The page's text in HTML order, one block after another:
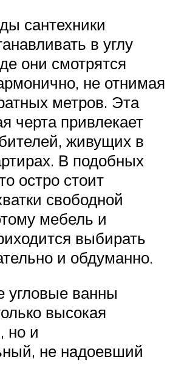
сантехники
в углу
они смотрятся
не отнимая
метров. Эта
черта привлекает
живущих в
В подобных
остро стоит
свободной
мебель и
выбирать
и обдуманно.
ванны
высокая
но и
не надоевший